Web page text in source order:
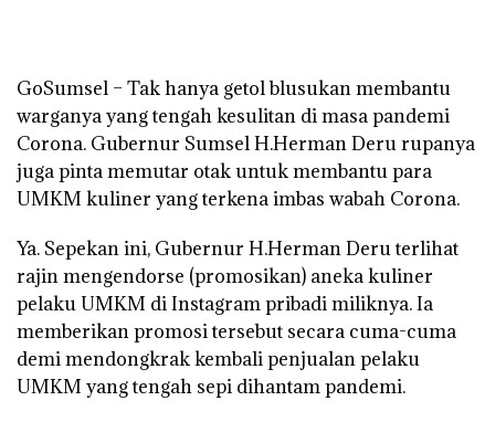
GoSumsel – Tak hanya getol blusukan membantu
warganya yang tengah kesulitan di masa pandemi
Corona. Gubernur Sumsel H.Herman Deru rupanya
juga pinta memutar otak untuk membantu para
UMKM kuliner yang terkena imbas wabah Corona.
Ya. Sepekan ini, Gubernur H.Herman Deru terlihat
rajin mengendorse (promosikan) aneka kuliner
pelaku UMKM di Instagram pribadi miliknya. Ia
memberikan promosi tersebut secara cuma-cuma
demi mendongkrak kembali penjualan pelaku
UMKM yang tengah sepi dihantam pandemi.